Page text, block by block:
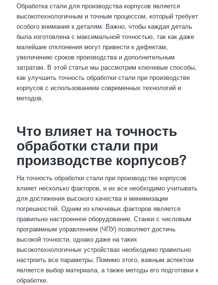
Обработка стали для производства корпусов является
высокотехнологичным и точным процессом, который требует
особого внимания к деталям. Важно, чтобы каждая деталь
была изготовлена с максимальной точностью, так как даже
малейшие отклонения могут привести к дефектам,
увеличению сроков производства и дополнительным
затратам. В этой статье мы рассмотрим ключевые способы,
как улучшить точность обработки стали при производстве
корпусов с использованием современных технологий и
методов.
Что влияет на точность
обработки стали при
производстве корпусов?
На точность обработки стали при производстве корпусов
влияет несколько факторов, и их все необходимо учитывать
для достижения высокого качества и минимизации
погрешностей. Одним из ключевых факторов является
правильно настроенное оборудование. Станки с числовым
программным управлением (ЧПУ) позволяют достичь
высокой точности, однако даже на таких
высокотехнологичных устройствах необходимо правильно
настроить все параметры. Помимо этого, важным аспектом
является выбор материала, а также методы его подготовки к
обработке.